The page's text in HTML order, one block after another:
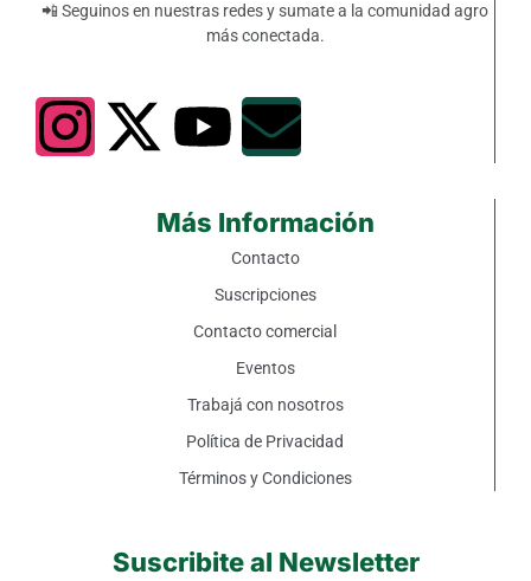
📲 Seguinos en nuestras redes y sumate a la comunidad agro
más conectada.
Más Información
Contacto
Suscripciones
Contacto comercial
Eventos
Trabajá con nosotros
Política de Privacidad
Términos y Condiciones
Suscribite al Newsletter